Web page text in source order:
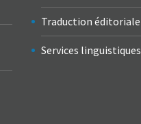
Traduction éditoriale
Services linguistiques